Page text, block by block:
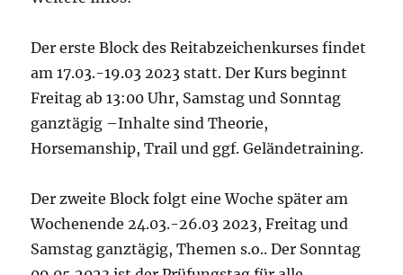
Der erste Block des Reitabzeichenkurses findet
am 17.03.-19.03 2023 statt. Der Kurs beginnt
Freitag ab 13:00 Uhr, Samstag und Sonntag
ganztägig –Inhalte sind Theorie,
Horsemanship, Trail und ggf. Geländetraining.
Der zweite Block folgt eine Woche später am
Wochenende 24.03.-26.03 2023, Freitag und
Samstag ganztägig, Themen s.o.. Der Sonntag